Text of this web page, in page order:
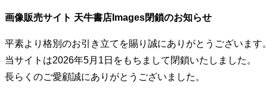
画像販売サイト 天牛書店Images閉鎖のお知らせ
平素より格別のお引き立てを賜り誠にありがとうございます
当サイトは2026年5月1日をもちまして閉鎖いたしました。
長らくのご愛顧誠にありがとうございました。